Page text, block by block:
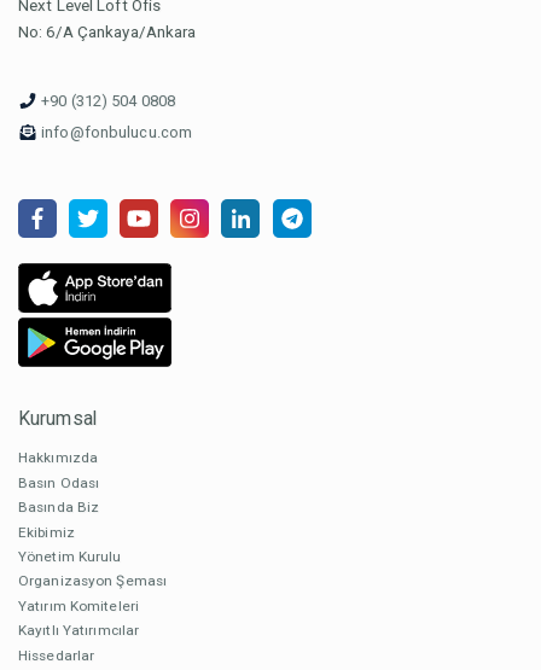
Next Level Loft Ofis
No: 6/A Çankaya/Ankara
+90 (312) 504 0808
info@fonbulucu.com
Kurumsal
Hakkımızda
Basın Odası
Basında Biz
Ekibimiz
Yönetim Kurulu
Organizasyon Şeması
Yatırım Komiteleri
Kayıtlı Yatırımcılar
Hissedarlar